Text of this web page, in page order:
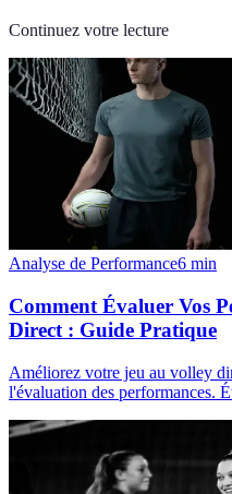
Continuez votre lecture
Analyse de Performance6 min
Comment Évaluer Vos
Direct : Guide Pratique
Améliorez votre jeu au volley
l'évaluation des performances.